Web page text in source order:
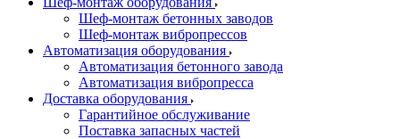
Шеф-монтаж бетонных заводов
Шеф-монтаж вибропрессов
Автоматизация оборудования
Автоматизация бетонного завода
Автоматизация вибропресса
Доставка оборудования
Гарантийное обслуживание
Поставка запасных частей